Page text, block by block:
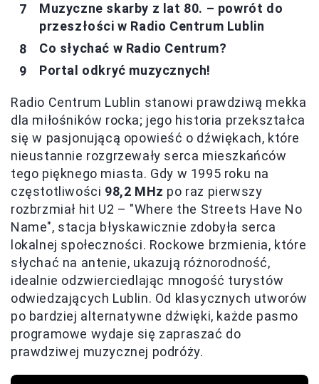
Muzyczne skarby z lat 80. – powrót do
przeszłości w Radio Centrum Lublin
Co słychać w Radio Centrum?
Portal odkryć muzycznych!
Radio Centrum Lublin stanowi prawdziwą mekka
dla miłośników rocka; jego historia przekształca
się w pasjonującą opowieść o dźwiękach, które
nieustannie rozgrzewały serca mieszkańców
tego pięknego miasta. Gdy w 1995 roku na
częstotliwości 98,2 MHz po raz pierwszy
rozbrzmiał hit U2 – "Where the Streets Have No
Name", stacja błyskawicznie zdobyła serca
lokalnej społeczności. Rockowe brzmienia, które
słychać na antenie, ukazują różnorodność,
idealnie odzwierciedlając mnogość turystów
odwiedzających Lublin. Od klasycznych utworów
po bardziej alternatywne dźwięki, każde pasmo
programowe wydaje się zapraszać do
prawdziwej muzycznej podróży.